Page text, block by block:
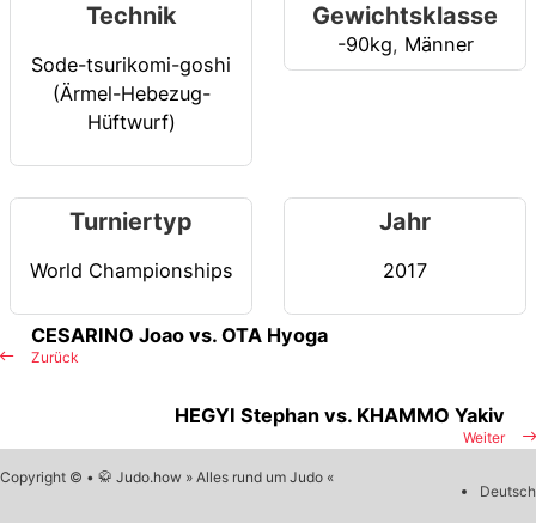
Technik
Sode-tsurikomi-goshi
(Ärmel-Hebezug-
Hüftwurf)
Gewichtsklasse
-90kg, Männer
Turniertyp
World Championships
Jahr
2017
Zurück
CESARINO Joao vs. OTA Hyoga
Weiter
HEGYI Stephan vs. KHAMMO Yakiv
Copyright © • 🥋 Judo.how » Alles rund um Judo «
Deutsch